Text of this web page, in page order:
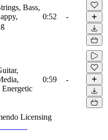
Bass,
0:52 -
0:59 -
Licensing